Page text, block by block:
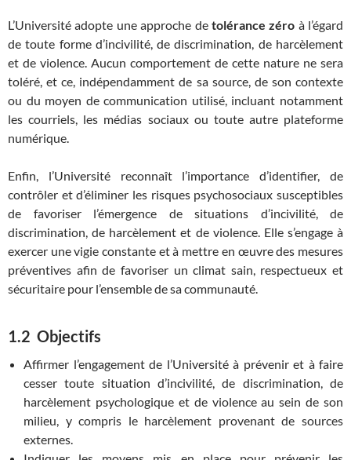
L’Université adopte une approche de tolérance zéro à l’égard
de toute forme d’incivilité, de discrimination, de harcèlement
et de violence. Aucun comportement de cette nature ne sera
toléré, et ce, indépendamment de sa source, de son contexte
ou du moyen de communication utilisé, incluant notamment
les courriels, les médias sociaux ou toute autre plateforme
numérique.
Enfin, l’Université reconnaît l’importance d’identifier, de
contrôler et d’éliminer les risques psychosociaux susceptibles
de favoriser l’émergence de situations d’incivilité, de
discrimination, de harcèlement et de violence. Elle s’engage à
exercer une vigie constante et à mettre en œuvre des mesures
préventives afin de favoriser un climat sain, respectueux et
sécuritaire pour l’ensemble de sa communauté.
1.2 Objectifs
Affirmer l’engagement de l’Université à prévenir et à faire
cesser toute situation d’incivilité, de discrimination, de
harcèlement psychologique et de violence au sein de son
milieu, y compris le harcèlement provenant de sources
externes.